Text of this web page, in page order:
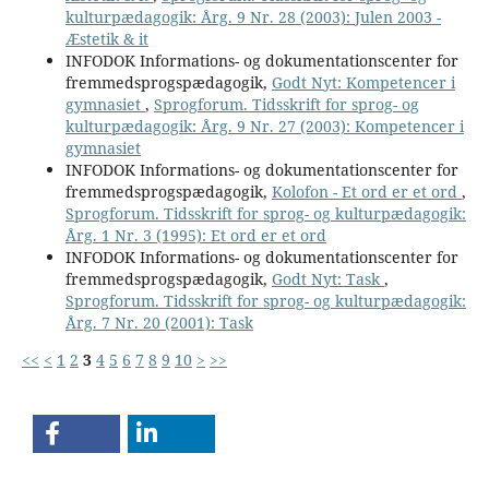
kulturpædagogik: Årg. 9 Nr. 28 (2003): Julen 2003 -
Æstetik & it
INFODOK Informations- og dokumentationscenter for
fremmedsprogspædagogik, Godt Nyt: Kompetencer i
gymnasiet , Sprogforum. Tidsskrift for sprog- og
kulturpædagogik: Årg. 9 Nr. 27 (2003): Kompetencer i
gymnasiet
INFODOK Informations- og dokumentationscenter for
fremmedsprogspædagogik, Kolofon - Et ord er et ord ,
Sprogforum. Tidsskrift for sprog- og kulturpædagogik:
Årg. 1 Nr. 3 (1995): Et ord er et ord
INFODOK Informations- og dokumentationscenter for
fremmedsprogspædagogik, Godt Nyt: Task ,
Sprogforum. Tidsskrift for sprog- og kulturpædagogik:
Årg. 7 Nr. 20 (2001): Task
<< < 1 2 3 4 5 6 7 8 9 10 > >>